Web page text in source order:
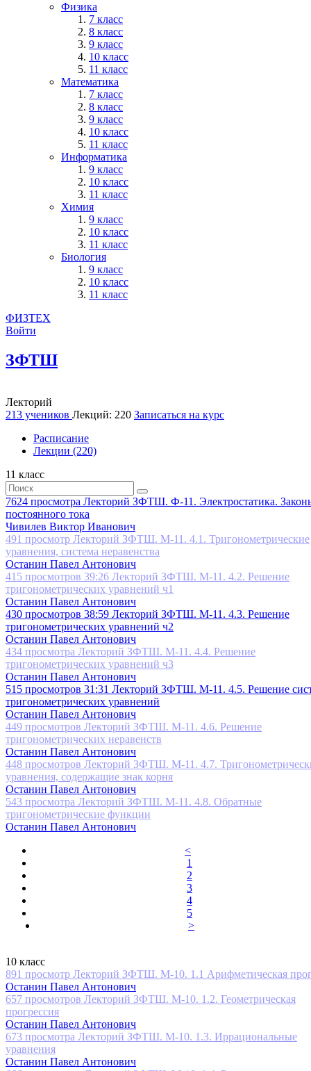
Физика
7 класс
8 класс
9 класс
10 класс
11 класс
Математика
7 класс
8 класс
9 класс
10 класс
11 класс
Информатика
9 класс
10 класс
11 класс
Химия
9 класс
10 класс
11 класс
Биология
9 класс
10 класс
11 класс
ФИЗТЕХ
Войти
ЗФТШ
Лекторий
213 учеников Лекций: 220 Записаться на курс
Расписание
Лекции (220)
11 класс
7624 просмотра Лекторий ЗФТШ. Ф-11. Электростатика.
постоянного тока
Чивилев Виктор Иванович
491 просмотр Лекторий ЗФТШ. М-11. 4.1. Тригонометрические
уравнения, система неравенства
Останин Павел Антонович
415 просмотров 39:26 Лекторий ЗФТШ. М-11. 4.2. Решение
тригонометрических уравнений ч1
Останин Павел Антонович
430 просмотров 38:59 Лекторий ЗФТШ. М-11. 4.3. Решение
тригонометрических уравнений ч2
Останин Павел Антонович
434 просмотра Лекторий ЗФТШ. М-11. 4.4. Решение
тригонометрических уравнений ч3
Останин Павел Антонович
515 просмотров 31:31 Лекторий ЗФТШ. М-11. 4.5. Решение
тригонометрических уравнений
Останин Павел Антонович
449 просмотров Лекторий ЗФТШ. М-11. 4.6. Решение
тригонометрических неравенств
Останин Павел Антонович
448 просмотров Лекторий ЗФТШ. М-11. 4.7.
уравнения, содержащие знак корня
Останин Павел Антонович
543 просмотра Лекторий ЗФТШ. М-11. 4.8. Обратные
тригонометрические функции
Останин Павел Антонович
<
1
2
3
4
5
>
10 класс
891 просмотр Лекторий ЗФТШ. М-10. 1.1 Арифметическая
Останин Павел Антонович
657 просмотров Лекторий ЗФТШ. М-10. 1.2. Геометрическая
прогрессия
Останин Павел Антонович
673 просмотра Лекторий ЗФТШ. М-10. 1.3. Иррациональные
уравнения
Останин Павел Антонович